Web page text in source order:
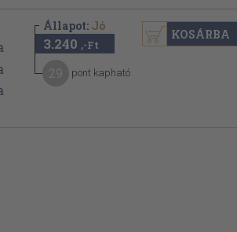
Állapot: Jó
3.240 ,-Ft
pont kapható
KOSÁRBA